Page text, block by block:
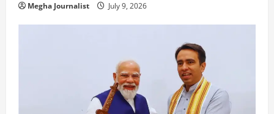
Megha Journalist July 9, 2026